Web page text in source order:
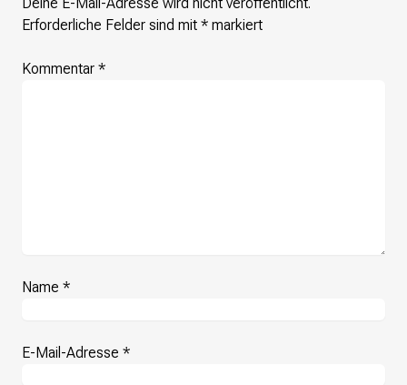
Strategische Ausrichtung 2030
Ansprechpartner*innen
Erforderliche Felder sind mit * markiert
Kommentar *
Name *
E-Mail-Adresse *